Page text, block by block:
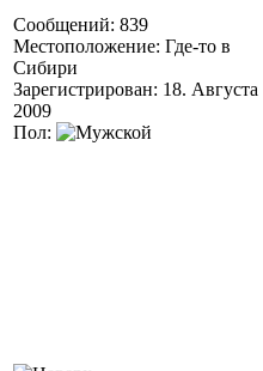
Сообщений: 839
Местоположение: Где-то в
Сибири
Зарегистрирован: 18. Августа
2009
Пол: